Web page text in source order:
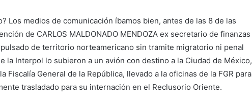
Los medios de comunicación íbamos bien, antes de las 8 de las
de CARLOS MALDONADO MENDOZA ex secretario de finanzas
de territorio norteamericano sin tramite migratorio ni penal
la Interpol lo subieron a un avión con destino a la Ciudad de México,
Fiscalía General de la República, llevado a la oficinas de la FGR para
trasladado para su internación en el Reclusorio Oriente.